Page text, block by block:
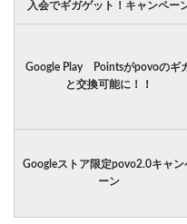
入会でギガゲット！キャンペー
Google Play Pointsがpovoのギ
と交換可能に！！
Googleストア限定povo2.0キャン
ーン